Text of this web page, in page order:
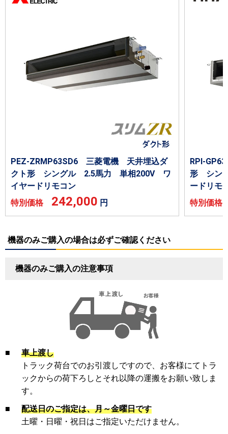
PEZ-ZRMP63SD6 三菱電機 天井埋込ダ
クト形 シングル 2.5馬力 単相200V ワ
イヤードリモコン
特別価格 242,000 円
RPI-
形 シン
ードリモ
特別価
機器のみご購入の場合は必ずご確認ください
機器のみご購入の注意事項
■
車上渡し
トラック荷台でのお引渡しですので、お客様にてトラ
ックからの荷下ろしとそれ以降の運搬をお願い致しま
す。
■
配送日のご指定は、月～金曜日です
土曜・日曜・祝日はご指定いただけません。